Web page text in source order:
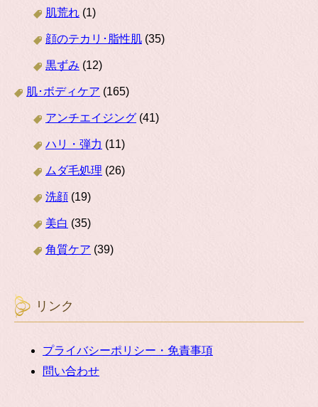
肌荒れ (1)
顔のテカリ･脂性肌 (35)
黒ずみ (12)
肌･ボディケア (165)
アンチエイジング (41)
ハリ・弾力 (11)
ムダ毛処理 (26)
洗顔 (19)
美白 (35)
角質ケア (39)
リンク
プライバシーポリシー・免責事項
問い合わせ